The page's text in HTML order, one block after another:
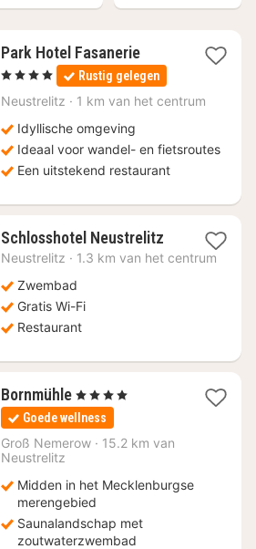
Park Hotel Fasanerie1
nacht
vanaf
€
, 4 Sterren Rustig gelegen
Neustrelitz · 1 km van het centrum
Idyllische omgeving
Ideaal voor wandel- en fietsroutes
Een uitstekend restaurant
Schlosshotel Neustrelitz1
nacht
Neustrelitz · 1.3 km van het centrum
Zwembad
Gratis Wi-Fi
Restaurant
Bornmühle1
nacht
vanaf
€
, 4 Sterren
Goede wellness
Groß Nemerow · 15.2 km van
Neustrelitz
Midden in het Mecklenburgse
merengebied
Saunalandschap met
zoutwaterzwembad